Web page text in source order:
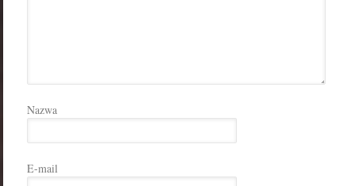
Nazwa
E-mail